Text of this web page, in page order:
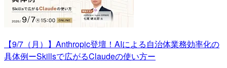
【9/7（月）】Anthropic登壇！AIによる自治体業務効率化の
具体例ーSkillsで広がるClaudeの使い方ー